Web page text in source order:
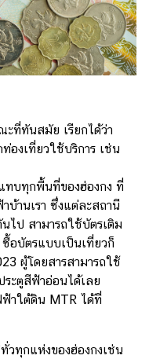
ทันสมัย เรียกได้ว่า
งเที่ยวใช้บริการ เช่น
บทุกพื้นที่ของฮ่องกง ที่
บ้านเรา ซึ่งแต่ละสถานี
ไป สามารถใช้บัตรเติม
ซื้อบัตรแบบเป็นเที่ยวก็
ผู้โดยสารสามารถใช้
ระตูสีฟ้าอ่อนได้เลย
ฟ้าใต้ดิน MTR ได้ที่
วทุกแห่งของฮ่องกงเช่น